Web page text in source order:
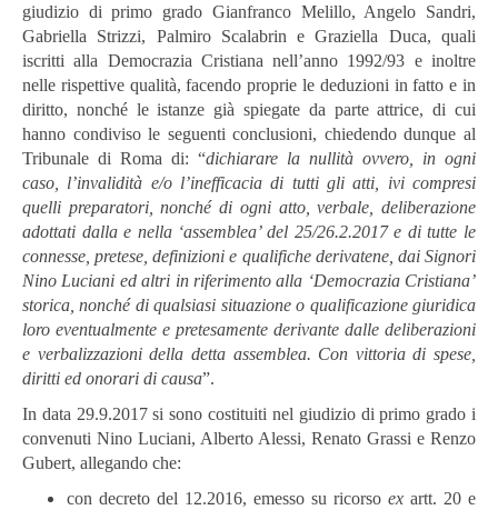
giudizio di primo grado Gianfranco Melillo, Angelo Sandri,
Gabriella Strizzi, Palmiro Scalabrin e Graziella Duca, quali
iscritti alla Democrazia Cristiana nell’anno 1992/93 e inoltre
nelle rispettive qualità, facendo proprie le deduzioni in fatto e in
diritto, nonché le istanze già spiegate da parte attrice, di cui
hanno condiviso le seguenti conclusioni, chiedendo dunque al
Tribunale di Roma di: “dichiarare la nullità ovvero, in ogni
caso, l’invalidità e/o l’inefficacia di tutti gli atti, ivi compresi
quelli preparatori, nonché di ogni atto, verbale, deliberazione
adottati dalla e nella ‘assemblea’ del 25/26.2.2017 e di tutte le
connesse, pretese, definizioni e qualifiche derivatene, dai Signori
Nino Luciani ed altri in riferimento alla ‘Democrazia Cristiana’
storica, nonché di qualsiasi situazione o qualificazione giuridica
loro eventualmente e pretesamente derivante dalle deliberazioni
e verbalizzazioni della detta assemblea. Con vittoria di spese,
diritti ed onorari di causa”.
In data 29.9.2017 si sono costituiti nel giudizio di primo grado i
convenuti Nino Luciani, Alberto Alessi, Renato Grassi e Renzo
Gubert, allegando che:
con decreto del 12.2016, emesso su ricorso ex artt. 20 e